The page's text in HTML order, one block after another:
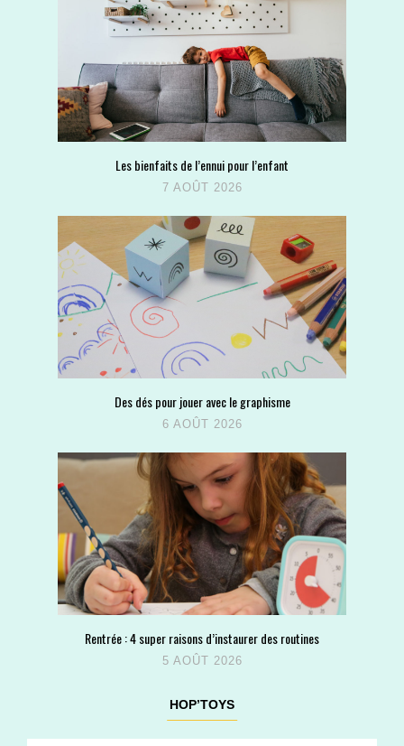
Les bienfaits de l’ennui pour l’enfant
7 AOÛT 2026
Des dés pour jouer avec le graphisme
6 AOÛT 2026
Rentrée : 4 super raisons d’instaurer des routines
5 AOÛT 2026
HOP’TOYS